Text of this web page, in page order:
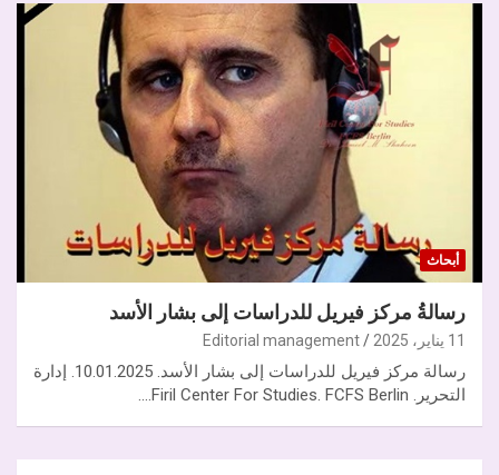
أبحاث
رسالةُ مركز فيريل للدراسات إلى بشار الأسد
11 يناير، 2025 Editorial management
رسالة مركز فيريل للدراسات إلى بشار الأسد. 10.01.2025. إدارة
التحرير. Firil Center For Studies. FCFS Berlin.…